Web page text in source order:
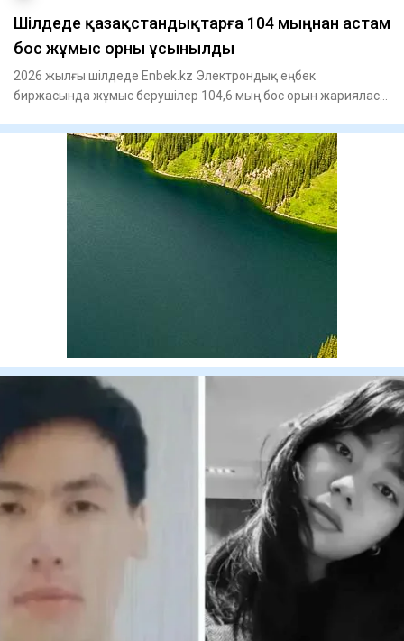
​Шілдеде қазақстандықтарға 104 мыңнан астам
бос жұмыс орны ұсынылды
2026 жылғы шілдеде Enbek.kz Электрондық еңбек
биржасында жұмыс берушілер 104,6 мың бос орын жарияласа,